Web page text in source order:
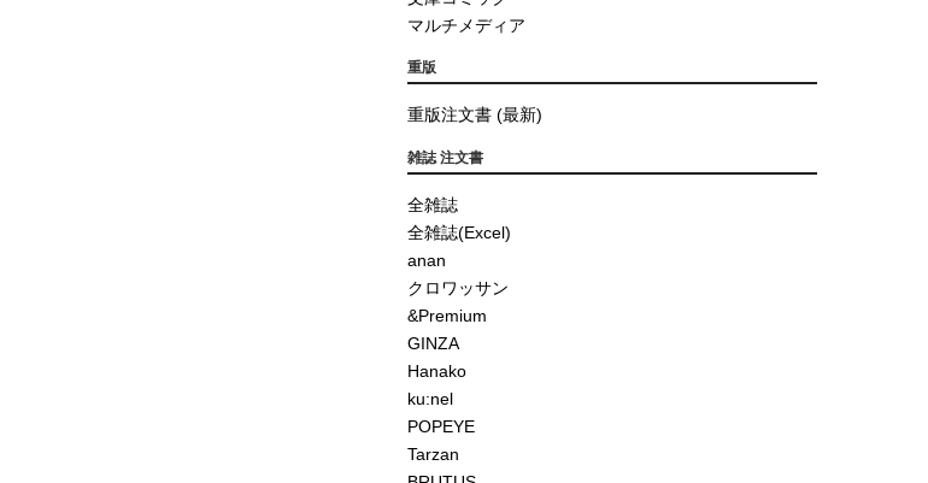
マルチメディア
重版
重版注文書 (最新)
雑誌 注文書
全雑誌
全雑誌(Excel)
anan
クロワッサン
&Premium
GINZA
Hanako
ku:nel
POPEYE
Tarzan